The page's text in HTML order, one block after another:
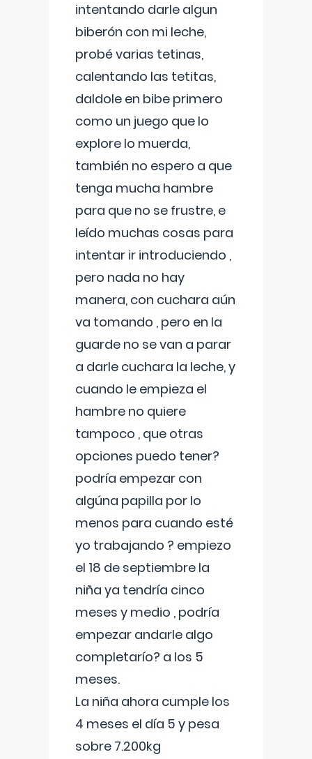
intentando darle algun
biberón con mi leche,
probé varias tetinas,
calentando las tetitas,
daldole en bibe primero
como un juego que lo
explore lo muerda,
también no espero a que
tenga mucha hambre
para que no se frustre, e
leído muchas cosas para
intentar ir introduciendo ,
pero nada no hay
manera, con cuchara aún
va tomando , pero en la
guarde no se van a parar
a darle cuchara la leche, y
cuando le empieza el
hambre no quiere
tampoco , que otras
opciones puedo tener?
podría empezar con
algúna papilla por lo
menos para cuando esté
yo trabajando ? empiezo
el 18 de septiembre la
niña ya tendría cinco
meses y medio , podría
empezar andarle algo
completarío? a los 5
meses.
La niña ahora cumple los
4 meses el día 5 y pesa
sobre 7.200kg